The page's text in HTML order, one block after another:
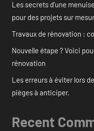
Les secrets d’une
pour des projets sur
Travaux de rénovation :
Nouvelle étape ? Voici
rénovation
Les erreurs à éviter lors
pièges à anticiper.
Recent